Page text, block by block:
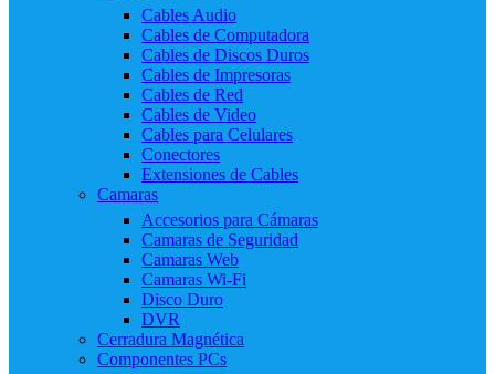
Cables Audio
Cables de Computadora
Cables de Discos Duros
Cables de Impresoras
Cables de Red
Cables de Video
Cables para Celulares
Conectores
Extensiones de Cables
Camaras
Accesorios para Cámaras
Camaras de Seguridad
Camaras Web
Camaras Wi-Fi
Disco Duro
DVR
Cerradura Magnética
Componentes PCs